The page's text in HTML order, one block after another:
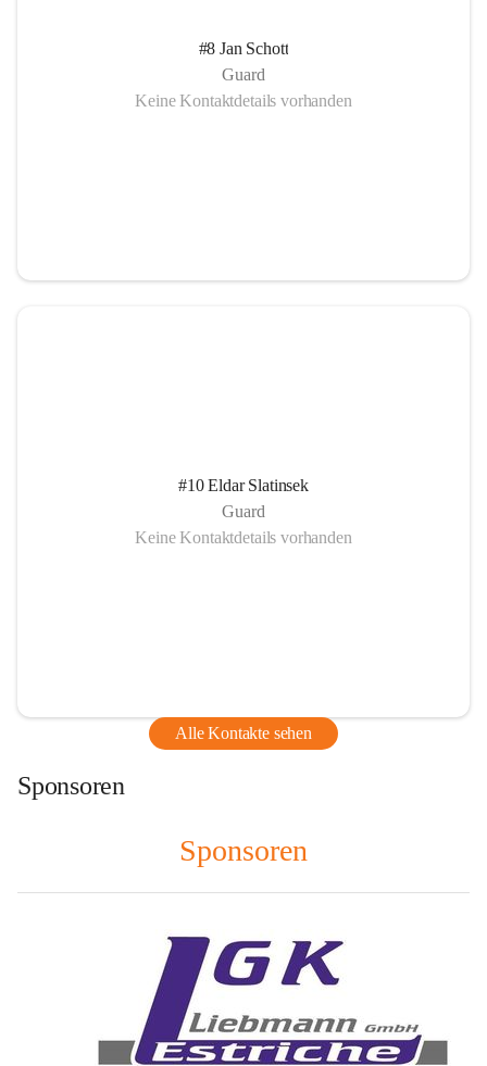
#8 Jan Schott
Guard
Keine Kontaktdetails vorhanden
#10 Eldar Slatinsek
Guard
Keine Kontaktdetails vorhanden
Alle Kontakte sehen
Sponsoren
Sponsoren